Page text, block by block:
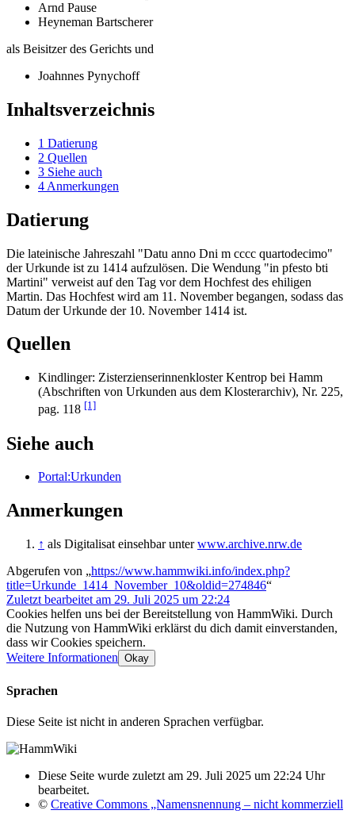
Arnd Pause
Heyneman Bartscherer
als Beisitzer des Gerichts und
Joahnnes Pynychoff
Inhaltsverzeichnis
1 Datierung
2 Quellen
3 Siehe auch
4 Anmerkungen
Datierung
Die lateinische Jahreszahl "Datu anno Dni m cccc quartodecimo"
der Urkunde ist zu 1414 aufzulösen. Die Wendung "in pfesto bti
Martini" verweist auf den Tag vor dem Hochfest des ehiligen
Martin. Das Hochfest wird am 11. November begangen, sodass das
Datum der Urkunde der 10. November 1414 ist.
Quellen
Kindlinger: Zisterzienserinnenkloster Kentrop bei Hamm
(Abschriften von Urkunden aus dem Klosterarchiv), Nr. 225,
pag. 118 [1]
Siehe auch
Portal:Urkunden
Anmerkungen
↑ als Digitalisat einsehbar unterwww.archive.nrw.de
Abgerufen von „https://www.hammwiki.info/index.php?
title=Urkunde_1414_November_10&oldid=274846“
Zuletzt bearbeitet am 29. Juli 2025 um 22:24
Cookies helfen uns bei der Bereitstellung von HammWiki. Durch
die Nutzung von HammWiki erklärst du dich damit einverstanden,
dass wir Cookies speichern.
Weitere Informationen Okay
Sprachen
Diese Seite ist nicht in anderen Sprachen verfügbar.
Diese Seite wurde zuletzt am 29. Juli 2025 um 22:24 Uhr
bearbeitet.
© Creative Commons „Namensnennung – nicht kommerziell